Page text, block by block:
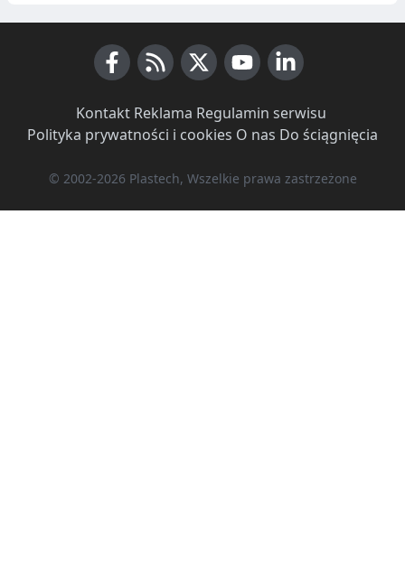
Kontakt· Reklama Regulamin serwisu
Polityka prywatności i cookies O nas Do ściągnięcia
© 2002-2026 Plastech, Wszelkie prawa zastrzeżone